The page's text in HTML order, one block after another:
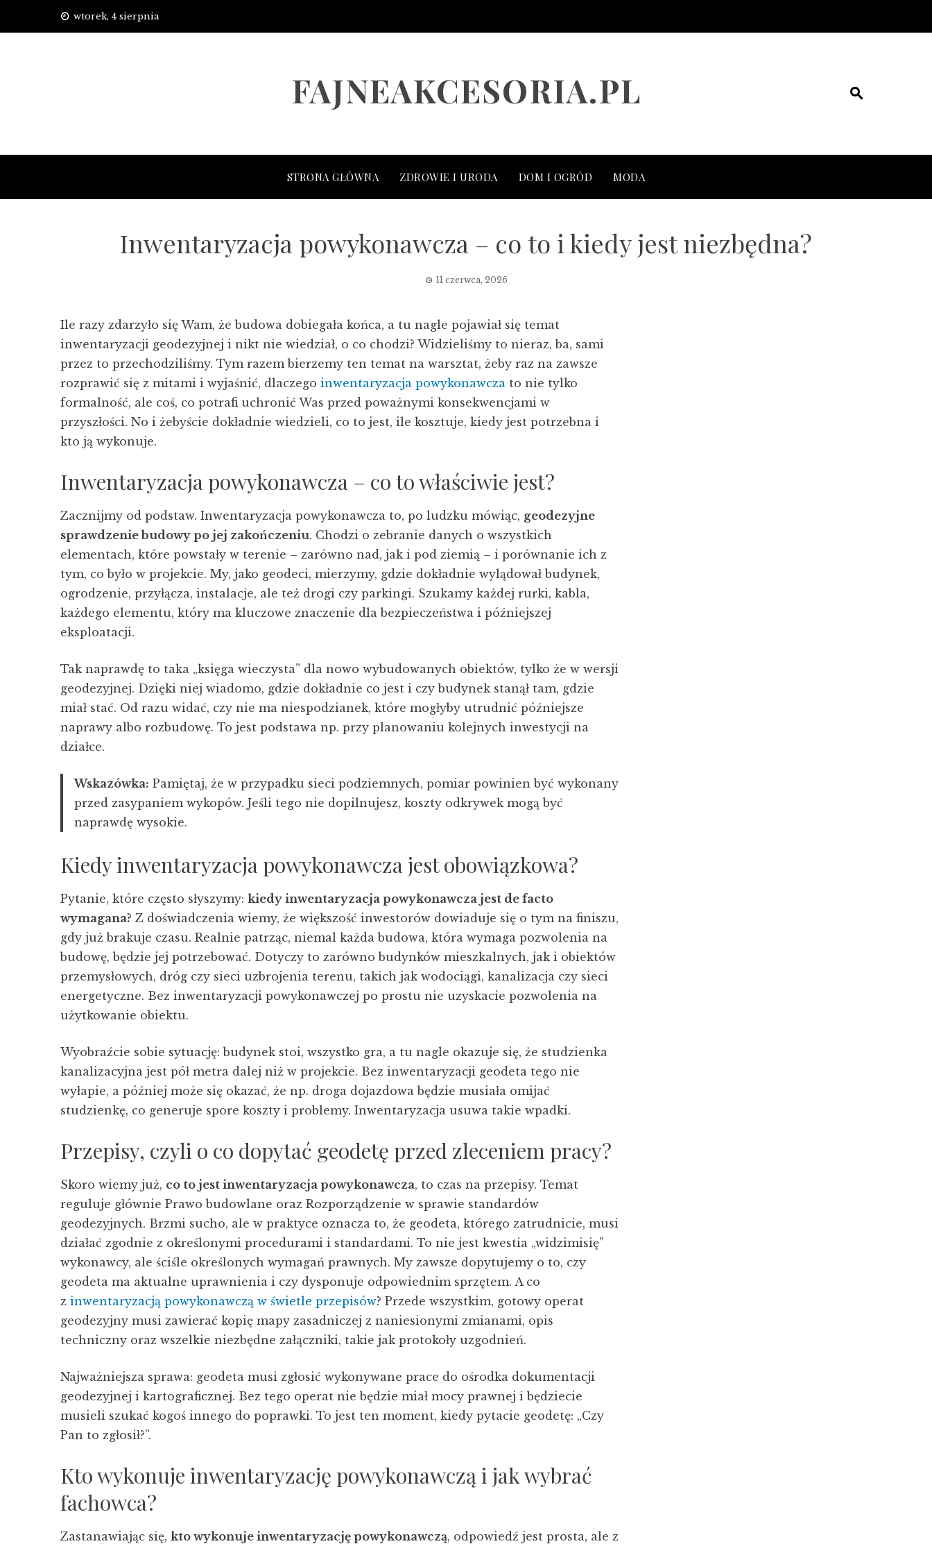
wtorek, 4 sierpnia
FAJNEAKCESORIA.PL
STRONA GŁÓWNA ZDROWIE I URODA DOM I OGRÓD MODA
Inwentaryzacja powykonawcza – co to i kiedy jest niezbędna?
11 czerwca, 2026
Ile razy zdarzyło się Wam, że budowa dobiegała końca, a tu nagle pojawiał się temat
inwentaryzacji geodezyjnej i nikt nie wiedział, o co chodzi? Widzieliśmy to nieraz, ba, sami
przez to przechodziliśmy. Tym razem bierzemy ten temat na warsztat, żeby raz na zawsze
rozprawić się z mitami i wyjaśnić, dlaczego inwentaryzacja powykonawcza to nie tylko
formalność, ale coś, co potrafi uchronić Was przed poważnymi konsekwencjami w
przyszłości. No i żebyście dokładnie wiedzieli, co to jest, ile kosztuje, kiedy jest potrzebna i
kto ją wykonuje.
Inwentaryzacja powykonawcza – co to właściwie jest?
Zacznijmy od podstaw. Inwentaryzacja powykonawcza to, po ludzku mówiąc, geodezyjne
sprawdzenie budowy po jej zakończeniu. Chodzi o zebranie danych o wszystkich
elementach, które powstały w terenie – zarówno nad, jak i pod ziemią – i porównanie ich z
tym, co było w projekcie. My, jako geodeci, mierzymy, gdzie dokładnie wylądował budynek,
ogrodzenie, przyłącza, instalacje, ale też drogi czy parkingi. Szukamy każdej rurki, kabla,
każdego elementu, który ma kluczowe znaczenie dla bezpieczeństwa i późniejszej
eksploatacji.
Tak naprawdę to taka „księga wieczysta” dla nowo wybudowanych obiektów, tylko że w wersji
geodezyjnej. Dzięki niej wiadomo, gdzie dokładnie co jest i czy budynek stanął tam, gdzie
miał stać. Od razu widać, czy nie ma niespodzianek, które mogłyby utrudnić późniejsze
naprawy albo rozbudowę. To jest podstawa np. przy planowaniu kolejnych inwestycji na
działce.
Wskazówka: Pamiętaj, że w przypadku sieci podziemnych, pomiar powinien być wykonany
przed zasypaniem wykopów. Jeśli tego nie dopilnujesz, koszty odkrywek mogą być
naprawdę wysokie.
Kiedy inwentaryzacja powykonawcza jest obowiązkowa?
Pytanie, które często słyszymy: kiedy inwentaryzacja powykonawcza jest de facto
wymagana? Z doświadczenia wiemy, że większość inwestorów dowiaduje się o tym na finiszu,
gdy już brakuje czasu. Realnie patrząc, niemal każda budowa, która wymaga pozwolenia na
budowę, będzie jej potrzebować. Dotyczy to zarówno budynków mieszkalnych, jak i obiektów
przemysłowych, dróg czy sieci uzbrojenia terenu, takich jak wodociągi, kanalizacja czy sieci
energetyczne. Bez inwentaryzacji powykonawczej po prostu nie uzyskacie pozwolenia na
użytkowanie obiektu.
Wyobraźcie sobie sytuację: budynek stoi, wszystko gra, a tu nagle okazuje się, że studzienka
kanalizacyjna jest pół metra dalej niż w projekcie. Bez inwentaryzacji geodeta tego nie
wyłapie, a później może się okazać, że np. droga dojazdowa będzie musiała omijać
studzienkę, co generuje spore koszty i problemy. Inwentaryzacja usuwa takie wpadki.
Przepisy, czyli o co dopytać geodetę przed zleceniem pracy?
Skoro wiemy już, co to jest inwentaryzacja powykonawcza, to czas na przepisy. Temat
reguluje głównie Prawo budowlane oraz Rozporządzenie w sprawie standardów
geodezyjnych. Brzmi sucho, ale w praktyce oznacza to, że geodeta, którego zatrudnicie, musi
działać zgodnie z określonymi procedurami i standardami. To nie jest kwestia „widzimisię”
wykonawcy, ale ściśle określonych wymagań prawnych. My zawsze dopytujemy o to, czy
geodeta ma aktualne uprawnienia i czy dysponuje odpowiednim sprzętem. A co
z inwentaryzacją powykonawczą w świetle przepisów? Przede wszystkim, gotowy operat
geodezyjny musi zawierać kopię mapy zasadniczej z naniesionymi zmianami, opis
techniczny oraz wszelkie niezbędne załączniki, takie jak protokoły uzgodnień.
Najważniejsza sprawa: geodeta musi zgłosić wykonywane prace do ośrodka dokumentacji
geodezyjnej i kartograficznej. Bez tego operat nie będzie miał mocy prawnej i będziecie
musieli szukać kogoś innego do poprawki. To jest ten moment, kiedy pytacie geodetę: „Czy
Pan to zgłosił?”.
Kto wykonuje inwentaryzację powykonawczą i jak wybrać
fachowca?
Zastanawiając się, kto wykonuje inwentaryzację powykonawczą, odpowiedź jest prosta, ale z